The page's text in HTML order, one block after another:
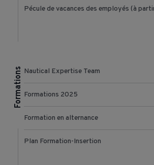
Pécule de vacances des employés (à
Formations Nautical Expertise Team
Formations 2025
Formation en alternance
Plan Formation-Insertion